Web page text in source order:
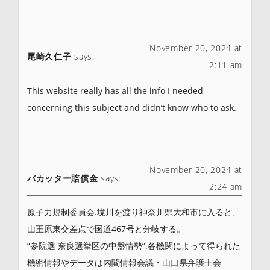
尾崎久仁子 says:
November 20, 2024 at
2:11 am
This website really has all the info I needed
concerning this subject and didn’t know who to ask.
バカッター賠償金 says:
November 20, 2024 at
2:24 am
原子力規制委員会.境川を渡り神奈川県大和市に入ると、
山王原東交差点で国道467号と分岐する。
“参院選 奈良選挙区の中盤情勢”.各機関によって得られた
機密情報やデータは内閣情報会議・山口県弁護士会